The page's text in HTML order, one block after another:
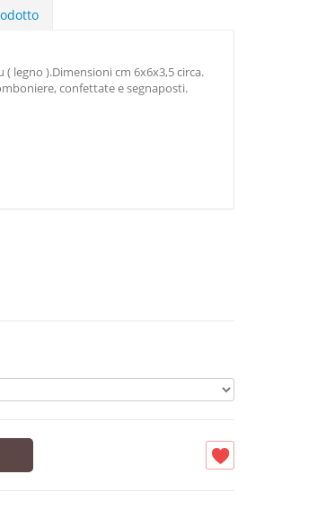
legno ).Dimensioni cm 6x6x3,5 circa.
confettate e segnaposti.